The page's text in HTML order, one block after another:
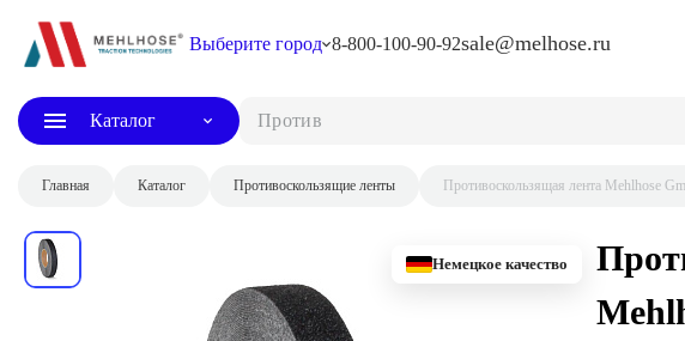
Выберите город 8-800-100-90-92sale@melhose.ru
Каталог Противосколь
Главная Каталог Противоскользящие ленты Противоскользящая лента Mehlhose
Немецкое качество